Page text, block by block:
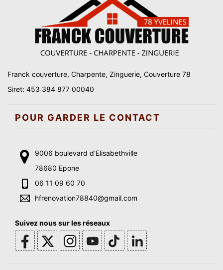
Franck couverture, Charpente, Zinguerie, Couverture 78
Siret: 453 384 877 00040
POUR GARDER LE CONTACT
9006 boulevard d'Elisabethville
78680 Epone
06 11 09 60 70
hfrenovation78840@gmail.com
Suivez nous sur les réseaux